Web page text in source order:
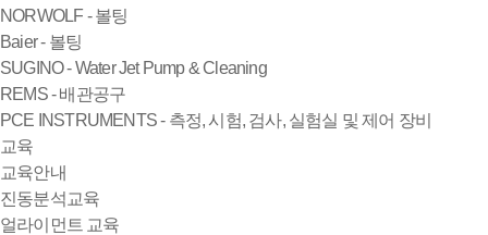
NORWOLF - 볼팅
Baier - 볼팅
SUGINO - Water Jet Pump & Cleaning
REMS - 배관공구
PCE INSTRUMENTS - 측정, 시험, 검사, 실험실 및 제어 장비
교육
교육안내
진동분석교육
얼라이먼트 교육